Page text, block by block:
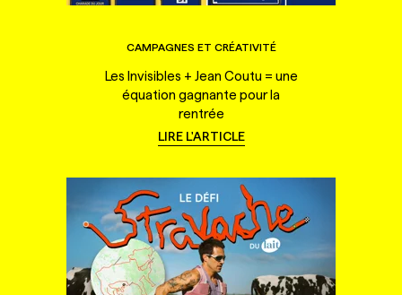
CAMPAGNES ET CRÉATIVITÉ
Les Invisibles + Jean Coutu = une
équation gagnante pour la
rentrée
LIRE L'ARTICLE